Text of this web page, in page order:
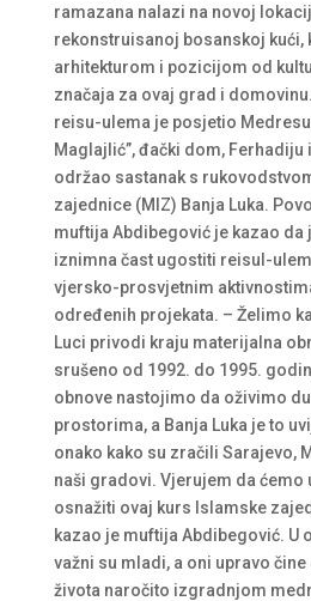
ramazana nalazi na novoj
rekonstruisanoj bosanskoj kući,
arhitekturom i pozicijom od
značaja za ovaj grad i
reisu-ulema je posjetio
Maglajlić”, đački dom,
održao sastanak s
zajednice (MIZ) Banja Luka.
muftija Abdibegović je kazao da
iznimna čast ugostiti reisul-
vjersko-prosvjetnim
određenih projekata. – Želimo
Luci privodi kraju materijalna
srušeno od 1992. do 1995.
obnove nastojimo da oživimo
prostorima, a Banja Luka je to
onako kako su zračili Sarajevo,
naši gradovi. Vjerujem da ćemo
osnažiti ovaj kurs Islamske
kazao je muftija Abdibegović. U
važni su mladi, a oni upravo
života naročito izgradnjom